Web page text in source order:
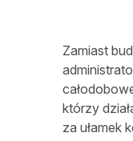
Zamiast
którzy
za ułamek